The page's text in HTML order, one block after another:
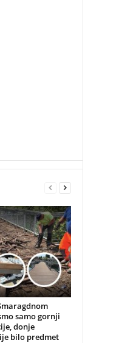
samo gornji
donje
bilo predmet